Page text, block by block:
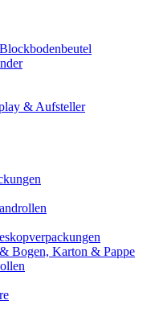
& Aufsteller
Bogen, Karton & Pappe